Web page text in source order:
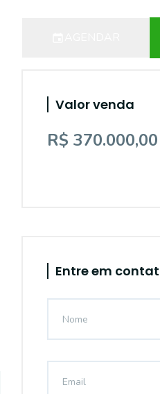
Valor venda
R$ 370.000,00
Entre em